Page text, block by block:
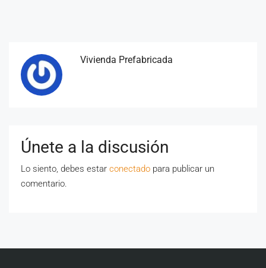
Vivienda Prefabricada
Únete a la discusión
Lo siento, debes estar conectado para publicar un
comentario.